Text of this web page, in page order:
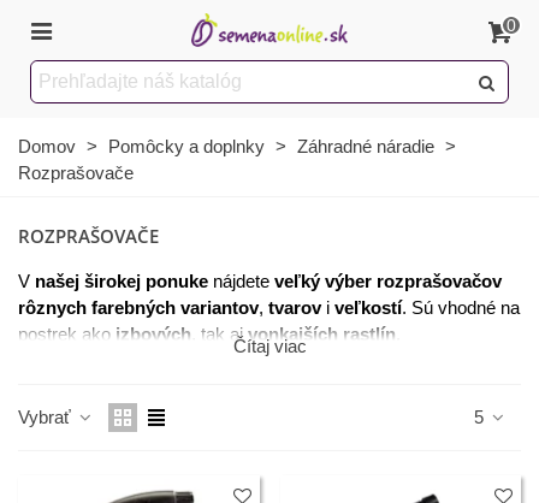
0
Domov > Pomôcky a doplnky > Záhradné náradie >
Rozprašovače
ROZPRAŠOVAČE
V našej širokej ponuke nájdete veľký výber rozprašovačov
rôznych farebných variantov, tvarovi veľkostí. Sú vhodné na
postrek ako izbových , tak aj vonkajších rastlín
Čítaj viac
Vybrať 5